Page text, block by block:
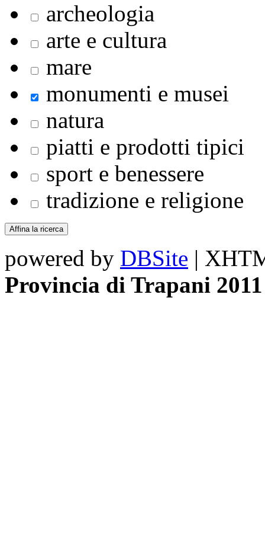
archeologia
arte e cultura
mare
monumenti e musei
natura
piatti e prodotti tipici
sport e benessere
tradizione e religione
powered by DBSite |
Provincia di Trapani 2011